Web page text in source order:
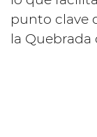
punto clave
la Quebrada